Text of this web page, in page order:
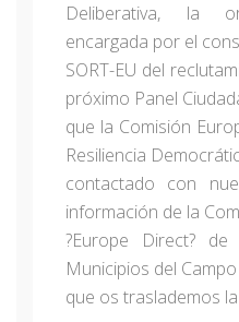
Deliberativa, la
encargada por el
SORT-EU del
próximo Panel
que la Comisión
Resiliencia
contactado con
información de la
?Europe Direct?
Municipios del
que os traslademos